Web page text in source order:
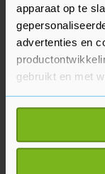
apparaat op te
advertenties en
gebruikt en met
Als u het
locatie, die
Uw
Schoenen
€ 25,-